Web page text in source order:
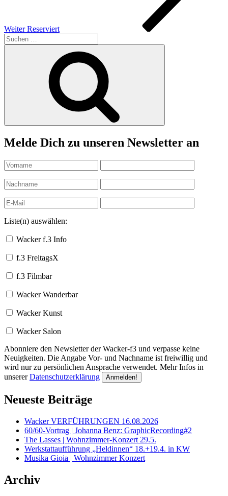
Weiter Reserviert
Suchen
nach:
Melde Dich zu unseren Newsletter an
Liste(n) auswählen:
Wacker f.3 Info
f.3 FreitagsX
f.3 Filmbar
Wacker Wanderbar
Wacker Kunst
Wacker Salon
Abonniere den Newsletter der Wacker-f3 und verpasse keine
Neuigkeiten. Die Angabe Vor- und Nachname ist freiwillig und
wird nur zu persönlichen Ansprache verwendet. Mehr Infos in
unsererDatenschutzerklärung
Neueste Beiträge
Wacker VERFÜHRUNGEN 16.08.2026
60/60-Vortrag | Johanna Benz: GraphicRecording#2
The Lasses | Wohnzimmer-Konzert 29.5.
Werkstattaufführung „Heldinnen“ 18.+19.4. in KW
Musika Gioia | Wohnzimmer Konzert
Archiv